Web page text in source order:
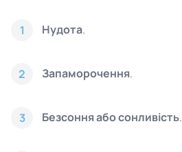
1 Нудота.
2 Запаморочення.
3 Безсоння або сонливість.